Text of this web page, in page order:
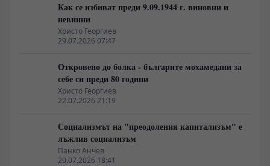
Как се избиват преди 9.09.1944 г. виновни и
невинни
Христо Георгиев
29.07.2026 07:47
Откровено до болка - българите мохамедани за
себе си преди 80 години
Христо Георгиев
22.07.2026 21:19
Социализмът на "преодоления капитализъм" е
лъжлив социализъм
Панко Анчев
20.07.2026 18:41